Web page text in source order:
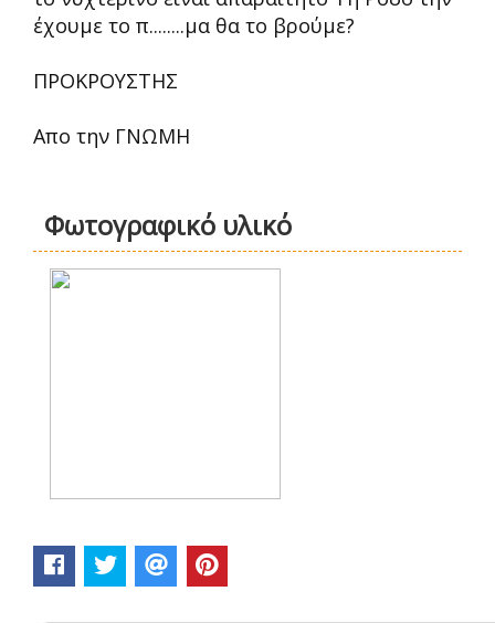
έχουμε το π........μα θα το βρούμε?
ΠΡΟΚΡΟΥΣΤΗΣ
Απο την ΓΝΩΜΗ
Φωτογραφικό υλικό